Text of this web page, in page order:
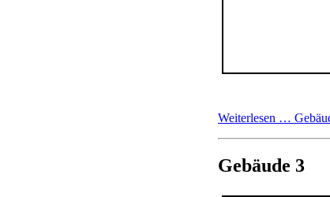
Weiterlesen …
Gebäude 3